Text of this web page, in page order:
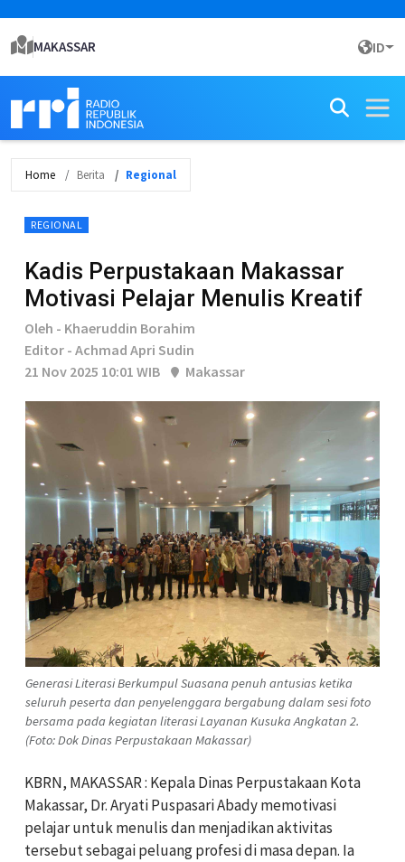
MAKASSAR ID
Home Berita Regional
REGIONAL
Kadis Perpustakaan Makassar
Motivasi Pelajar Menulis Kreatif
Oleh - Khaeruddin Borahim
Editor - Achmad Apri Sudin
21 Nov 2025 10:01 WIB
Makassar
Generasi Literasi Berkumpul Suasana penuh antusias ketika
seluruh peserta dan penyelenggara bergabung dalam sesi foto
bersama pada kegiatan literasi Layanan Kusuka Angkatan 2.
(Foto: Dok Dinas Perpustakaan Makassar)
KBRN, MAKASSAR : Kepala Dinas Perpustakaan Kota
Makassar, Dr. Aryati Puspasari Abady memotivasi
pelajar untuk menulis dan menjadikan aktivitas
tersebut sebagai peluang profesi di masa depan. Ia